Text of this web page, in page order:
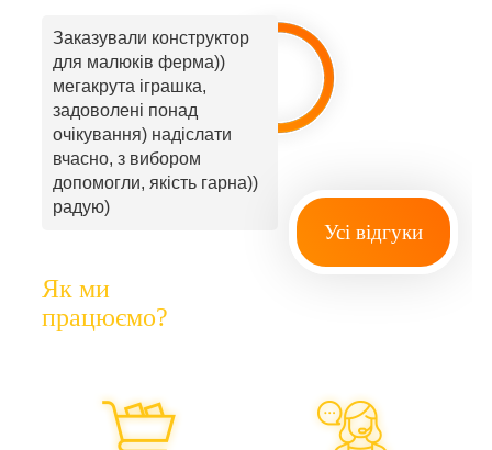
Заказували конструктор
для малюків ферма))
мегакрута іграшка,
задоволені понад
очікування) надіслати
вчасно, з вибором
допомогли, якість гарна))
радую)
Усі відгуки
Як ми
працюємо?